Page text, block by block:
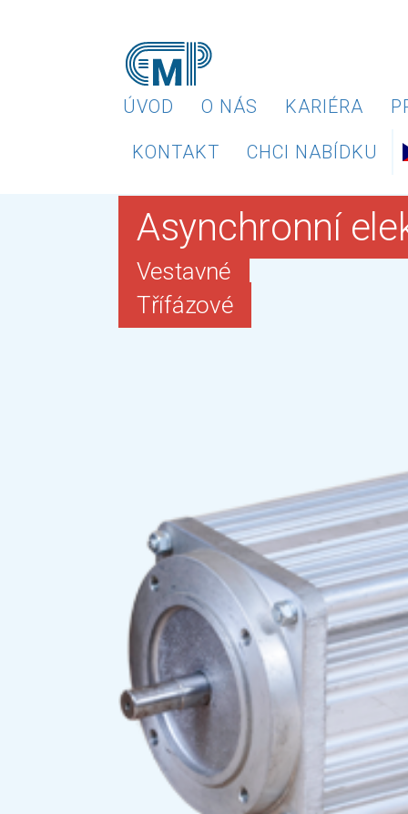
ÚVOD O NÁS KARIÉRA
KONTAKT CHCI NABÍDKU
Asynchronní
Vestavné
Třífázové